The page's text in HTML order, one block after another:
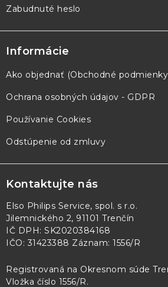
Zabudnuté heslo
Informácie
Ako objednať (Obchodné
Ochrana osobných údajov - GDPR
Používanie Cookies
Odstúpenie od zmluvy
Kontaktujte nás
Elso Philips Service, spol. s r.o.
Jilemnického 2, 91101 Trenčín
IČ DPH: SK2020384168
IČO: 31423388 Záznam: 1556/R
Registrovaná na Okresnom súde
Vložka číslo 1556/R.